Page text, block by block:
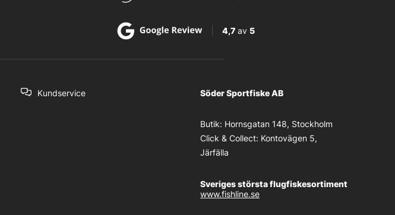
4,7av 5
Kundservice Söder Sportfiske AB
Butik: Hornsgatan 148, Stockholm
Click & Collect: Kontovägen 5,
Järfälla
Sveriges största flugfiskesortiment
www.fishline.se